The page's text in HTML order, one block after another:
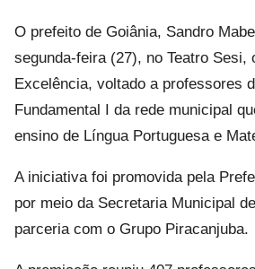
O prefeito de Goiânia, Sandro
segunda-feira (27), no Teatro Sesi,
Excelência, voltado a professores
Fundamental I da rede municipal
ensino de Língua Portuguesa e
A iniciativa foi promovida pela
por meio da Secretaria Municipal
parceria com o Grupo Piracanjuba.